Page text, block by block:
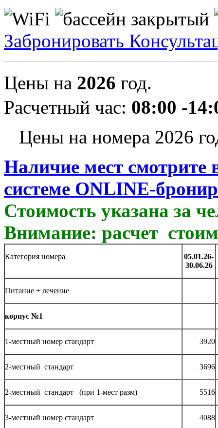
Забронировать
Цены на 2026 год.
Расчетный час: 08:00 -
Цены на номера 2026
Наличие мест смотрите
системе ONLINE-
Стоимость указана за
Внимание: расчет
Категория номера
05.01.26-
30.06.26
Питание + лечение
корпус №1
1-местный номер стандарт 3920
2-местный стандарт 3696
2-местный стандарт (при 1-мест разм) 5516
3-местный номер стандарт 4088